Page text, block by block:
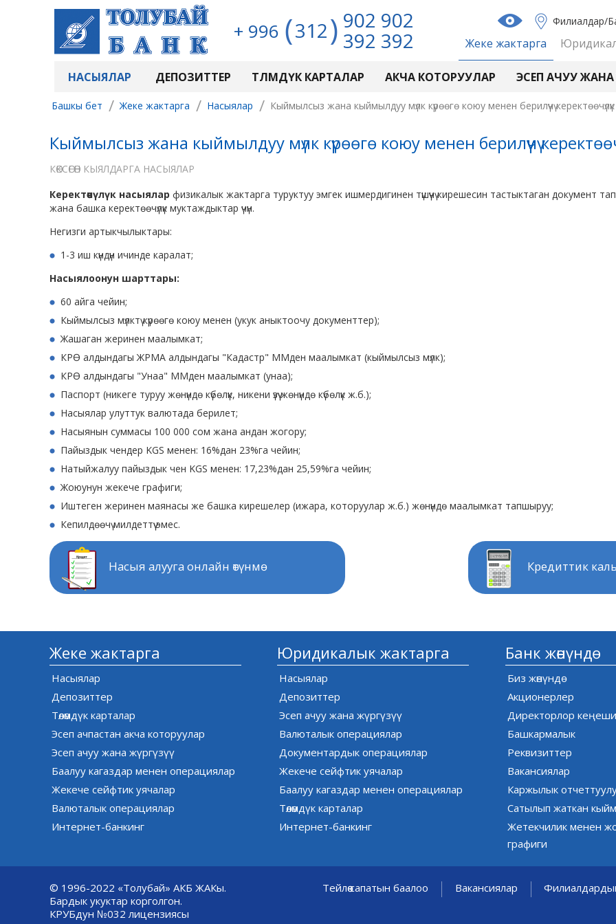
+ 996 312 902 902
392 392
Филиалдар/
Жеке жактарга
НАСЫЯЛАР ДЕПОЗИТТЕР ТӨЛӨМДҮК КАРТАЛАР АКЧА КОТОРУУЛАР ЭСЕП АЧУУ
Башкы бет / Жеке жактарга / Насыялар / Кыймылсыз жана кыймылдуу мүлк күрөөгө коюу менен берилүүчү
Кыймылсыз жана кыймылдуу мүлк күрөөгө коюу менен берилүүчү
КӨКСӨГӨН КЫЯЛДАРГА НАСЫЯЛАР
Керектөөчүлүк насыялар физикалык жактарга туруктуу эмгек ишмердигинен түшүүчү кирешесин тастыктаган документ
жана башка керектөөчүлүк муктаждыктар үчүн.
Негизги артыкчылыктары:
1-3 иш күндүн ичинде каралат;
Насыялоонун шарттары:
60 айга чейин;
Кыймылсыз мүлктү күрөөгө коюу менен (укук аныктоочу документтер);
Жашаган жеринен маалымкат;
КРӨ алдындагы ЖРМА алдындагы "Кадастр" ММден маалымкат (кыймылсыз мүлк);
КРӨ алдындагы "Унаа" ММден маалымкат (унаа);
Паспорт (никеге туруу жөнүндө күбөлүк, никени үзүү жөнүндө күбөлүк ж.б.);
Насыялар улуттук валютада берилет;
Насыянын суммасы 100 000 сом жана андан жогору;
Пайыздык чендер KGS менен: 16%дан 23%га чейин;
Натыйжалуу пайыздык чен KGS менен: 17,23%дан 25,59%га чейин;
Жоюунун жекече графиги;
Иштеген жеринен маянасы же башка кирешелер (ижара, которуулар ж.б.) жөнүндө маалымкат тапшыруу;
Кепилдөөчү милдеттүү эмес.
Насыя алууга онлайн өтүнмө Кредиттик
Жеке жактарга
Насыялар
Депозиттер
Төлөмдүк карталар
Эсеп ачпастан акча которуулар
Эсеп ачуу жана жүргүзүү
Баалуу кагаздар менен операциялар
Жекече сейфтик уячалар
Валюталык операциялар
Интернет-банкинг
Юридикалык жактарга
Насыялар
Депозиттер
Эсеп ачуу жана жүргүзүү
Валюталык операциялар
Документардык операциялар
Жекече сейфтик уячалар
Баалуу кагаздар менен операциялар
Төлөмдүк карталар
Интернет-банкинг
Банк жөнүндө
Биз жөнүндө
Акционерлер
Директорлор кеңеши
Башкармалык
Реквизиттер
Вакансиялар
Каржылык
Сатылып жаткан
Жетекчилик менен
графиги
© 1996-2022 «Толубай» АКБ ЖАКы.
Бардык укуктар корголгон.
КРУБдун №032 лицензиясы
Вакансиялар
Тейлөө сапатын баалоо